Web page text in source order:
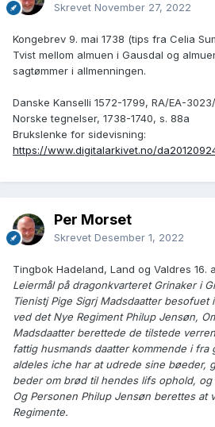
Skrevet November 27, 2022
Kongebrev 9. mai 1738 (tips fra Celia
Tvist mellom almuen i Gausdal og
sagtømmer i allmenningen.
Danske Kanselli 1572-1799, RA/EA-
Norske tegnelser, 1738-1740, s. 88a
Brukslenke for sidevisning:
https://www.digitalarkivet.no/
Per Morset
Skrevet Desember 1, 2022
Tingbok Hadeland, Land og Valdres 16.
Leiermål på dragonkvarteret Grinaker i
Tienistj Pige Sigrj Madsdaatter besofuet
ved det Nye Regiment Philup Jensøn,
Madsdaatter berettede de tilstede
fattig husmands daatter kommende i fra
aldeles iche har at udrede sine bøeder,
beder om brød til hendes lifs ophold,
Og Personen Philup Jensøn berettes at
Regimente.